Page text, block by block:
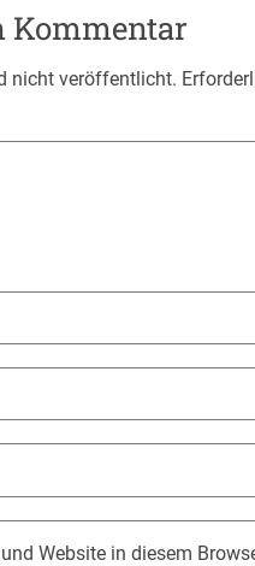
Kommentar
nicht veröffentlicht.
und Website in diesem